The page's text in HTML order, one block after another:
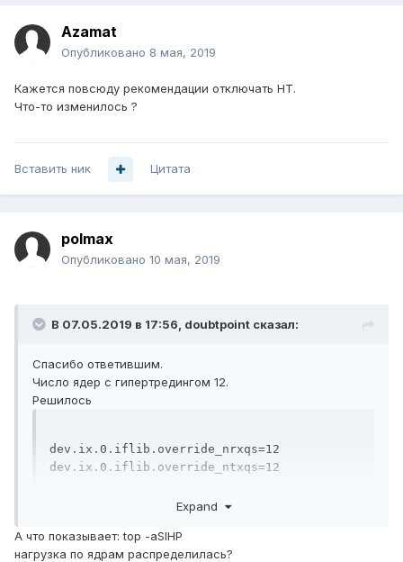
Azamat
Опубликовано 8 мая, 2019
Кажется повсюду рекомендации отключать HT.
Что-то изменилось ?
Вставить ник Цитата
polmax
Опубликовано 10 мая, 2019
В 07.05.2019 в 17:56, doubtpoint сказал:
Спасибо ответившим.
Число ядер с гипертредингом 12.
Решилось
dev.ix.0.iflib.override_nrxqs=12
dev.ix.0.iflib.override_ntxqs=12
Expand
А что показывает: top -aSIHP
нагрузка по ядрам распределилась?